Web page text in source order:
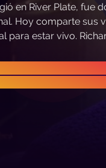
en River Plate,
Hoy comparte sus
para estar vivo.